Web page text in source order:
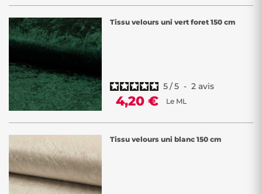
Tissu velours uni vert foret 150 cm
5/5 - 2 avis
4,20 € Le ML
Tissu velours uni blanc 150 cm